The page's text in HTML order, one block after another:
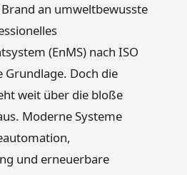
an umweltbewusste
(EnMS) nach ISO
Doch die
weit über die bloße
Moderne Systeme
und erneuerbare